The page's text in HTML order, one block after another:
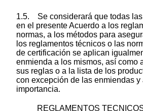
1.5. Se considerará que todas
en el presente Acuerdo a los
normas, a los métodos para
los reglamentos técnicos o las
de certificación se aplican
enmienda a los mismos, así como
sus reglas o a la lista de los
con excepción de las enmiendas
importancia.
REGLAMENTOS